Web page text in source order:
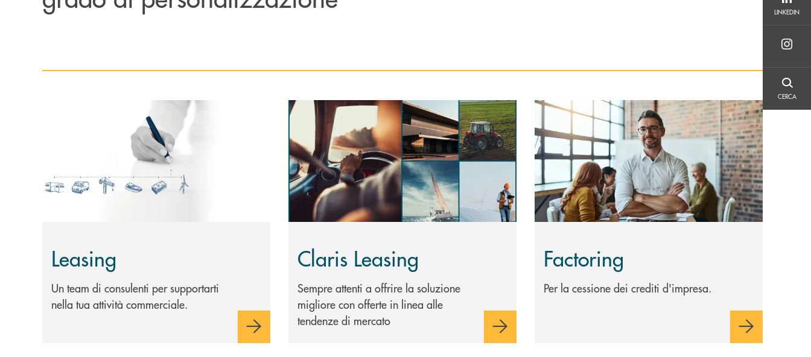
LINKEDIN
CERCA
Leasing
Un team di consulenti per supportarti
nella tua attività commerciale.
Scopri di più Claris Leasing
Claris Leasing
Sempre attenti a offrire la soluzione
migliore con offerte in linea alle
tendenze di mercato
Scopri di più Factoring
Factoring
Per la cessione dei crediti d'impresa.